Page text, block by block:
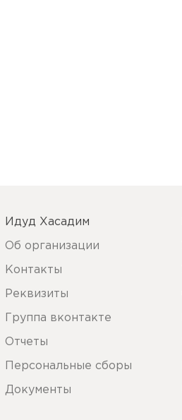
Идуд Хасадим
Об организации
Контакты
Реквизиты
Группа вконтакте
Отчеты
Персональные сборы
Документы